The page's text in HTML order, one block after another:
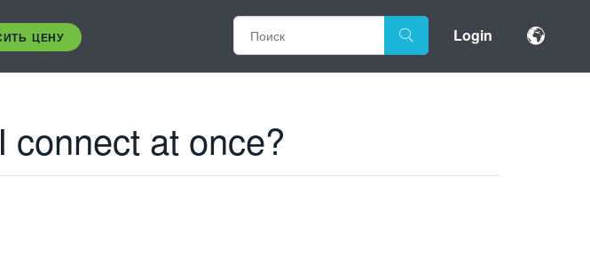
ЦЕНУ Login
connect at once?